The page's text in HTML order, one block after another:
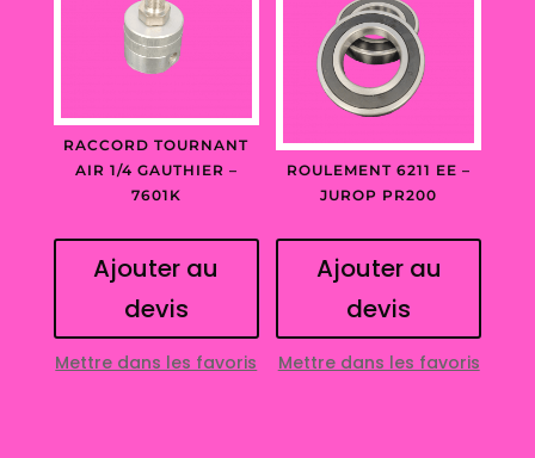
RACCORD TOURNANT
AIR 1/4 GAUTHIER –
7601K
Ajouter au
devis
Mettre dans les favoris
ROULEMENT 6211 EE –
JUROP PR200
Ajouter au
devis
Mettre dans les favoris